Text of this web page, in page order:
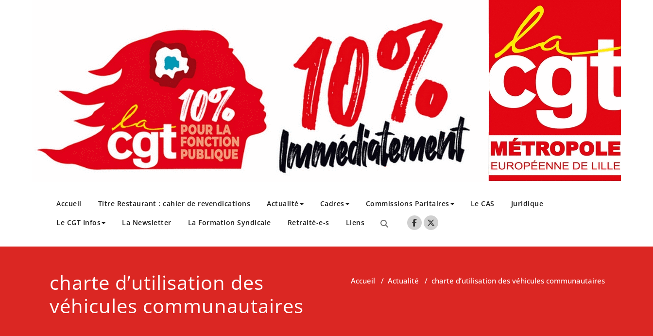
CGT Métropole Européenne de Lille
Accueil Titre Restaurant : cahier de revendications Actualité Cadres Commissions Paritaires Le CAS Juridique
Le CGT Infos La Newsletter La Formation Syndicale Retraité-e-s Liens
charte d’utilisation des
véhicules communautaires
Accueil / Actualité / charte d’utilisation des véhicules communautaires